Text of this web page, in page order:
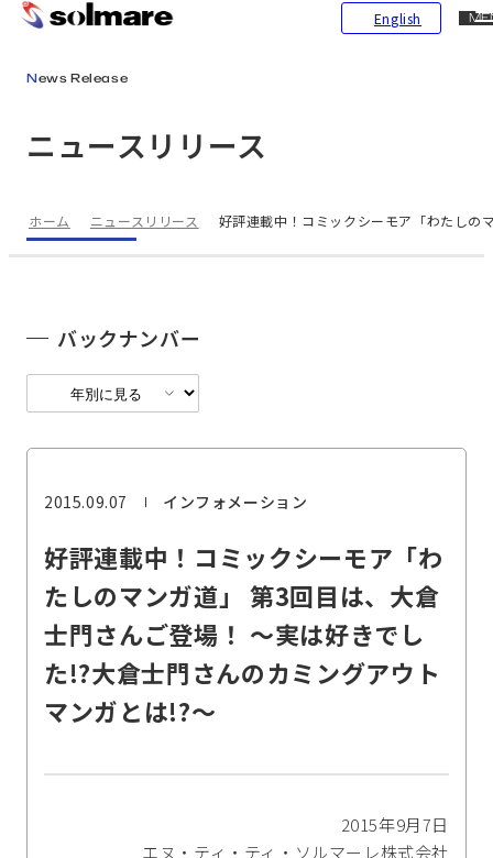
English
ニュースリリース
News Release
ホーム ニュースリリース 好評連載中！コミックシーモア「わたしの
2015.09.07 インフォメーション
好評連載中！コミックシーモア「わ
たしのマンガ道」 第3回目は、大倉
士門さんご登場！ ～実は好きでし
た!?大倉士門さんのカミングアウト
マンガとは!?～
2015年9月7日
エヌ・ティ・ティ・ソルマーレ株式会社
バックナンバー